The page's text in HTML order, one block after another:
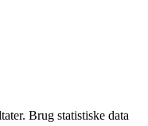
Brug statistiske data